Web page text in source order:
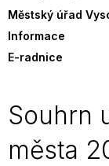
Městský úřad
Informace
E-radnice
Souhrn
města